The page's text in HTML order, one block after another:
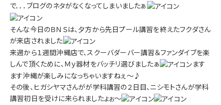
で．．．ブログのネタがなくなってしまいましたぁ
そんな今日のＢＮＳは、夕方から先日プール講習を終えたフクダさん
が来店されました
来週から１週間沖縄店で、スクーバダーバー講習＆ファンダイブを楽
しんで頂くために、Ｍｙ器材をバッチリ選びましたぁ
ます
ます沖縄が楽しみになっちゃいますねぇ～♪
その後、ヒガシヤマさんがが学科講習の２日目、ニシモトさんが学科
講習初日を受けに来られましたょぉ～